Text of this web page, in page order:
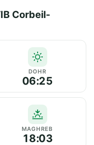
Corbeil-
DOHR
06:25
MAGHREB
18:03